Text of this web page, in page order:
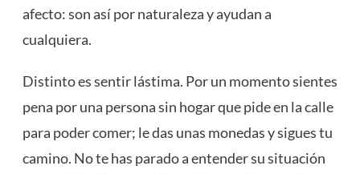
afecto: son así por naturaleza y ayudan a
cualquiera.
Distinto es sentir lástima. Por un momento sientes
pena por una persona sin hogar que pide en la calle
para poder comer; le das unas monedas y sigues tu
camino. No te has parado a entender su situación